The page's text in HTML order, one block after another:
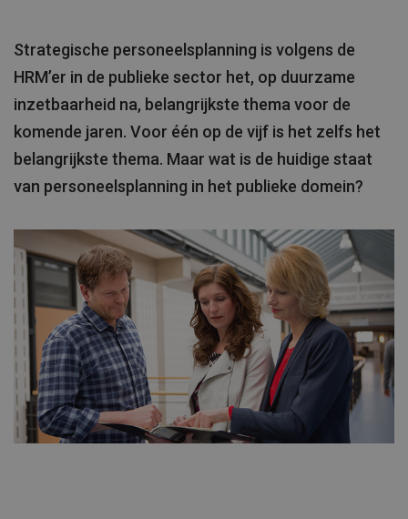
Strategische personeelsplanning is volgens de
HRM’er in de publieke sector het, op duurzame
inzetbaarheid na, belangrijkste thema voor de
komende jaren. Voor één op de vijf is het zelfs het
belangrijkste thema. Maar wat is de huidige staat
van personeelsplanning in het publieke domein?